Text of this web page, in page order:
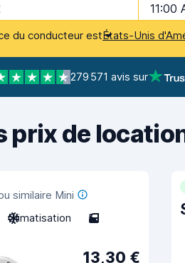
11:00
du conducteur estÉtats-Unis
279 571 avis sur
prix de
similaire Mini
Climatisation 5
13,30 €